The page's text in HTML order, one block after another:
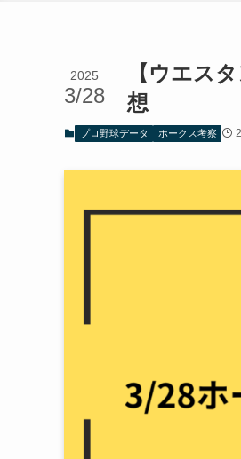
【ウエス
想
2025
3/28
プロ野球データ ホークス考察